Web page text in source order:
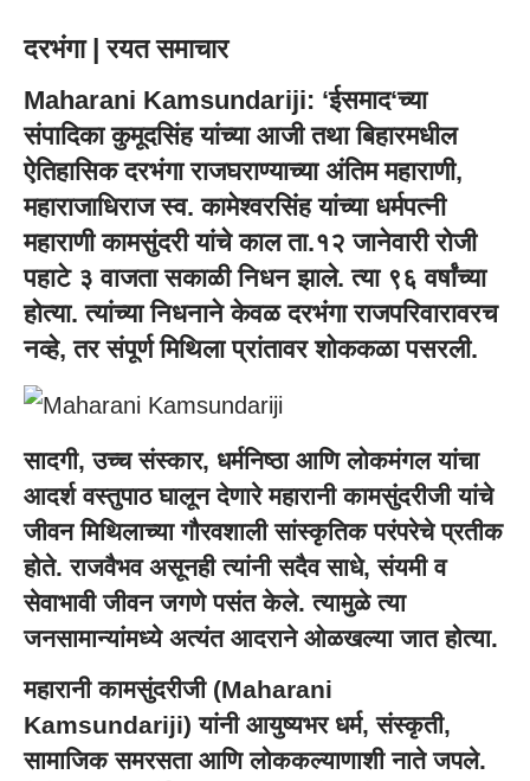
दरभंगा | रयत समाचार
Maharani Kamsundariji: ‘ईसमाद‘च्या
संपादिका कुमूदसिंह यांच्या आजी तथा बिहारमधील
ऐतिहासिक दरभंगा राजघराण्याच्या अंतिम महाराणी,
महाराजाधिराज स्व. कामेश्वरसिंह यांच्या धर्मपत्नी
महाराणी कामसुंदरी यांचे काल ता.१२ जानेवारी रोजी
पहाटे ३ वाजता सकाळी निधन झाले. त्या ९६ वर्षांच्या
होत्या. त्यांच्या निधनाने केवळ दरभंगा राजपरिवारावरच
नव्हे, तर संपूर्ण मिथिला प्रांतावर शोककळा पसरली.
सादगी, उच्च संस्कार, धर्मनिष्ठा आणि लोकमंगल यांचा
आदर्श वस्तुपाठ घालून देणारे महारानी कामसुंदरीजी यांचे
जीवन मिथिलाच्या गौरवशाली सांस्कृतिक परंपरेचे प्रतीक
होते. राजवैभव असूनही त्यांनी सदैव साधे, संयमी व
सेवाभावी जीवन जगणे पसंत केले. त्यामुळे त्या
जनसामान्यांमध्ये अत्यंत आदराने ओळखल्या जात होत्या.
महारानी कामसुंदरीजी (Maharani
Kamsundariji) यांनी आयुष्यभर धर्म, संस्कृती,
सामाजिक समरसता आणि लोककल्याणाशी नाते जपले.